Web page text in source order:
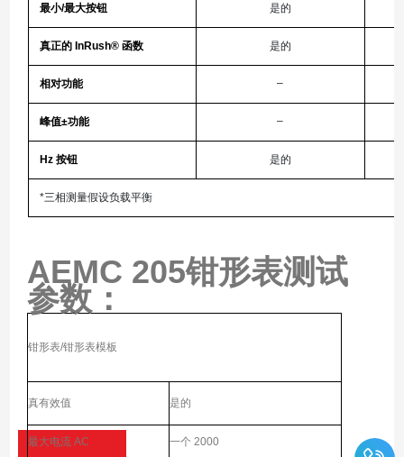
最小/最大按钮 是的
真正的 InRush® 函数 是的
相对功能 –
峰值±功能 –
Hz 按钮 是的
*三相测量假设负载平衡
AEMC 205钳形表测试
参数：
钳形表/钳形表模板
真有效值 是的
最大电流 AC 一个 2000